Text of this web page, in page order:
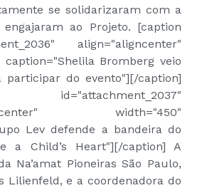
se solidarizaram com a
ao Projeto. [caption
align="aligncenter"
caption="Shelila Bromberg veio
participar do evento"][/caption]
width="450"
Lev defende a bandeira do
a Child’s Heart"][/caption] A
Na’amat Pioneiras São Paulo,
Lilienfeld, e a coordenadora do